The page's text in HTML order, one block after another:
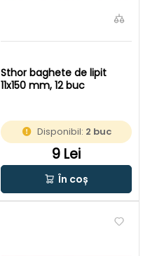
Sthor baghete de lipit
11x150 mm, 12 buc
Disponibil: 2 buc
9 Lei
În coș